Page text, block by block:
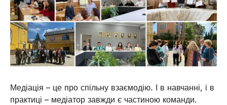
Медіація – це про спільну взаємодію. І в навчанні, і в
практиці – медіатор завжди є частиною команди.